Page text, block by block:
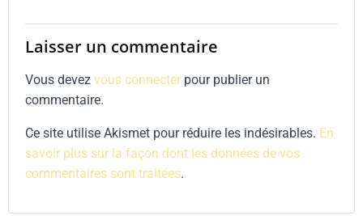
Laisser un commentaire
Vous devez vous connecter pour publier un
commentaire.
Ce site utilise Akismet pour réduire les indésirables. En
savoir plus sur la façon dont les données de vos
commentaires sont traitées.